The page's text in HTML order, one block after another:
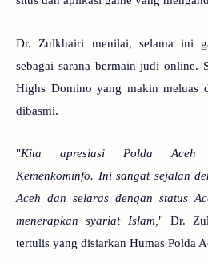
Dr. Zulkhairi menilai, selama ini
sebagai sarana bermain judi online.
Highs Domino yang makin meluas
dibasmi.
"Kita apresiasi Polda Aceh
Kemenkominfo. Ini sangat sejalan
Aceh dan selaras dengan status
menerapkan syariat Islam, " Dr.
tertulis yang disiarkan Humas Polda